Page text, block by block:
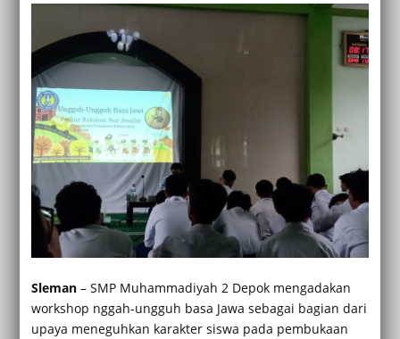
Sleman– SMP Muhammadiyah 2 Depok mengadakan
workshop nggah-ungguh basa Jawa sebagai bagian dari
upaya meneguhkan karakter siswa pada pembukaan